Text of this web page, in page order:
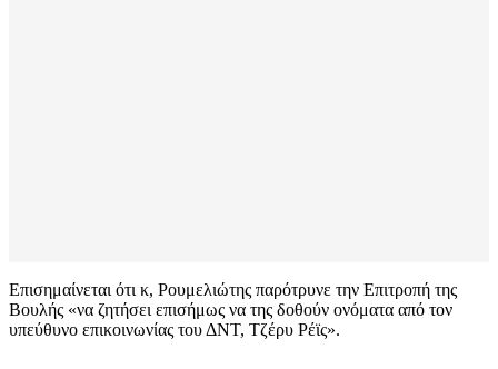
Επισημαίνεται ότι κ, Ρουμελιώτης παρότρυνε την Επιτροπή της
Βουλής «να ζητήσει επισήμως να της δοθούν ονόματα από τον
υπεύθυνο επικοινωνίας του ΔΝΤ, Τζέρυ Ρέϊς».